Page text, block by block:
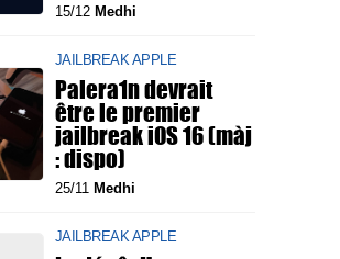
15/12 Medhi
JAILBREAK APPLE
Palera1n devrait
être le premier
jailbreak iOS 16 (màj
: dispo)
25/11 Medhi
JAILBREAK APPLE